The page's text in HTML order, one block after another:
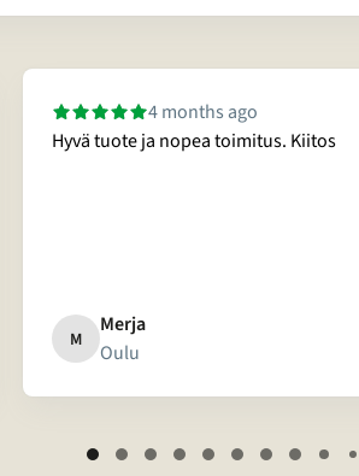
4 months ago
Hyvä tuote ja nopea toimitus. Kiitos
M
Merja
Oulu